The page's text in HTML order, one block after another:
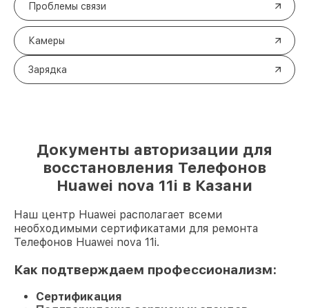
Проблемы связи
Камеры
Зарядка
Документы авторизации для
восстановления Телефонов
Huawei nova 11i в Казани
Наш центр Huawei располагает всеми
необходимыми сертификатами для ремонта
Телефонов Huawei nova 11i.
Как подтверждаем профессионализм:
Сертификация